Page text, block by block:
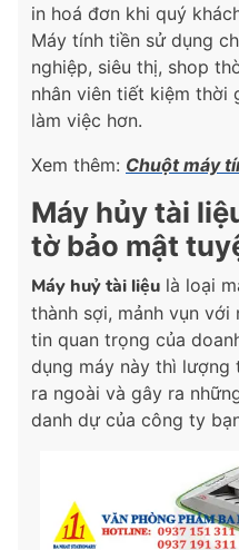
in hoá đơn khi quý
Máy tính tiền sử dụng
nghiệp, siêu thị, shop
nhân viên tiết kiệm thời
làm việc hơn.
Xem thêm: Chuột máy
Máy hủy tài
tờ bảo mật
Máy huỷ tài liệu là loại
thành sợi, mảnh vụn
tin quan trọng của
dụng máy này thì
ra ngoài và gây ra
danh dự của công ty